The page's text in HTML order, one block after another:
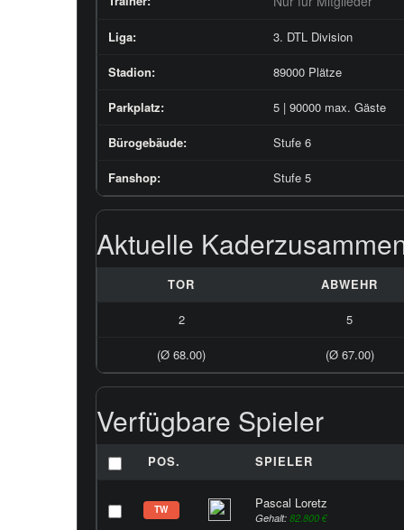
Liga: 3. DTL Division
Stadion: 89000 Plätze
Parkplatz: 5 | 90000 max. Gäste
Bürogebäude: Stufe 6
Fanshop: Stufe 5
Aktuelle
TOR ABWEHR
2 5
(Ø 68.00) (Ø 67.00)
Verfügbare Spieler
POS. SPIELER
TW Pascal Loretz
Gehalt: 82.800 €